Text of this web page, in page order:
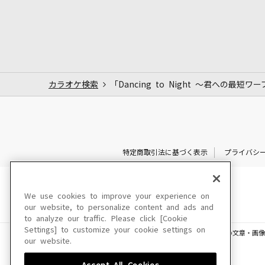
カラオケ検索 「Dancing to Night ～君への最短ワー
特定商取引法に基づく表示 プライバシ
このサイトに掲載されている一切の文章・画
We use cookies to improve your experience on
our website, to personalize content and ads and
to analyze our traffic. Please click [Cookie
Settings] to customize your cookie settings on
our website.